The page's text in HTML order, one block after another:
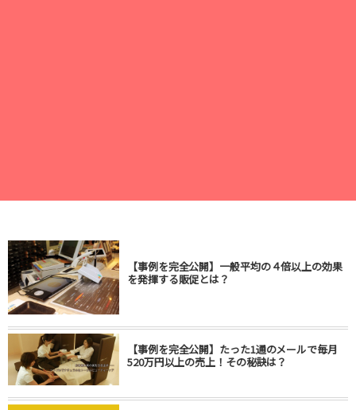
【事例を完全公開】一般平均の４倍以上の効果
を発揮する販促とは？
【事例を完全公開】たった1通のメールで毎月
520万円以上の売上！その秘訣は？